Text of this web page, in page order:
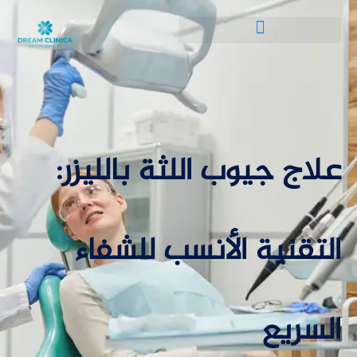
علاج جيوب اللثة بالليزر:
التقنية الأنسب للشفاء
السريع